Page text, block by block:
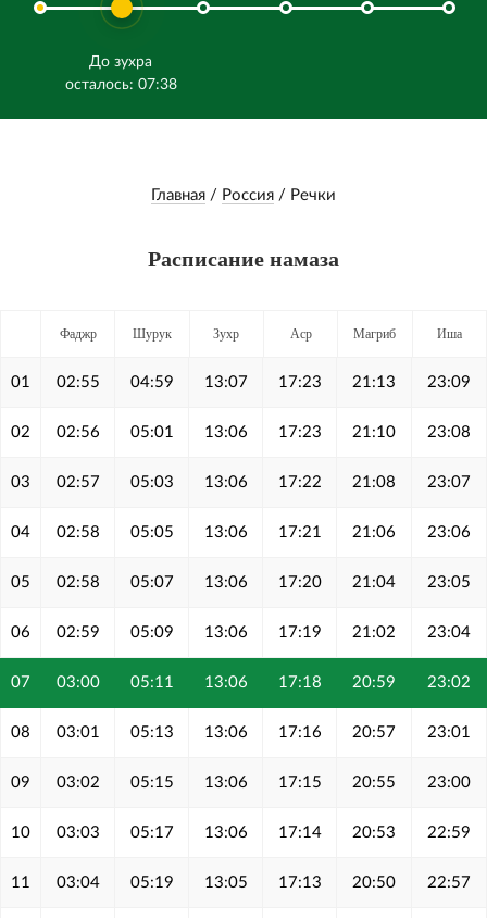
До зухра
осталось: 07:38
Главная / Россия / Речки
Расписание намаза
Фаджр Шурук Зухр Аср Магриб Иша
01 02:55 04:59 13:07 17:23 21:13 23:09
02 02:56 05:01 13:06 17:23 21:10 23:08
03 02:57 05:03 13:06 17:22 21:08 23:07
04 02:58 05:05 13:06 17:21 21:06 23:06
05 02:58 05:07 13:06 17:20 21:04 23:05
06 02:59 05:09 13:06 17:19 21:02 23:04
07 03:00 05:11 13:06 17:18 20:59 23:02
08 03:01 05:13 13:06 17:16 20:57 23:01
09 03:02 05:15 13:06 17:15 20:55 23:00
10 03:03 05:17 13:06 17:14 20:53 22:59
11 03:04 05:19 13:05 17:13 20:50 22:57